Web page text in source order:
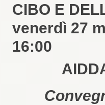
CIBO E
venerdì 27
16:00